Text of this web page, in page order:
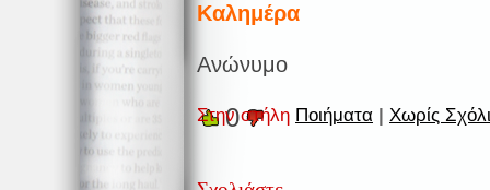
Καλημέρα
Ανώνυμο
Στην στήλη Ποιήματα | Χωρίς
0